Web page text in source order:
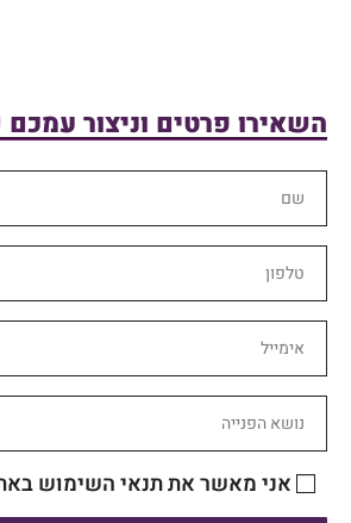
השאירו פרטים וניצור
אני מאשר את תנאי השימוש